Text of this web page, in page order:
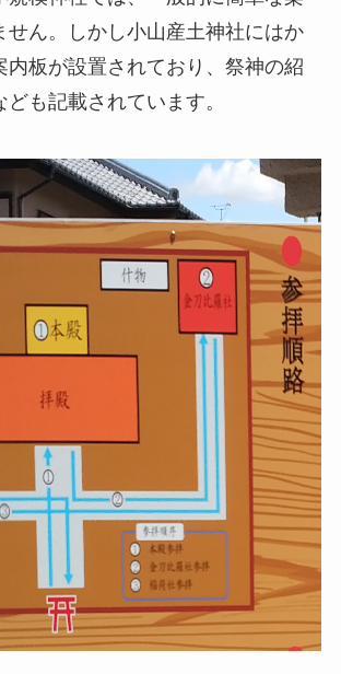
せん。しかし小山産土神社にはか
内板が設置されており、祭神の紹
も記載されています。